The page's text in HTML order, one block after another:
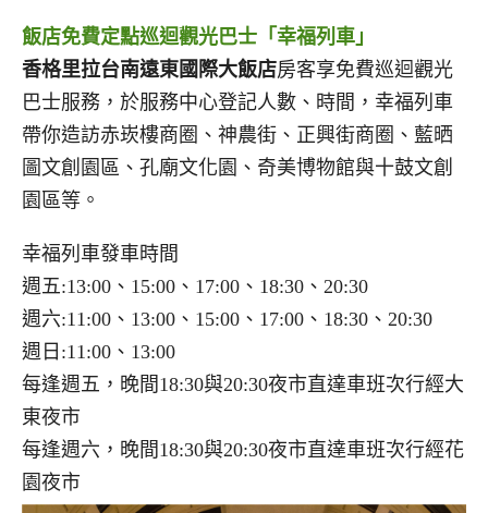
飯店免費定點巡迴觀光巴士「幸福列車」
香格里拉台南遠東國際大飯店房客享免費巡迴觀光
巴士服務，於服務中心登記人數、時間，幸福列車
帶你造訪赤崁樓商圈、神農街、正興街商圈、藍晒
圖文創園區、孔廟文化園、奇美博物館與十鼓文創
園區等。
幸福列車發車時間
週五:13:00、15:00、17:00、18:30、20:30
週六:11:00、13:00、15:00、17:00、18:30、20:30
週日:11:00、13:00
每逢週五，晚間18:30與20:30夜市直達車班次行經大
東夜市
每逢週六，晚間18:30與20:30夜市直達車班次行經花
園夜市